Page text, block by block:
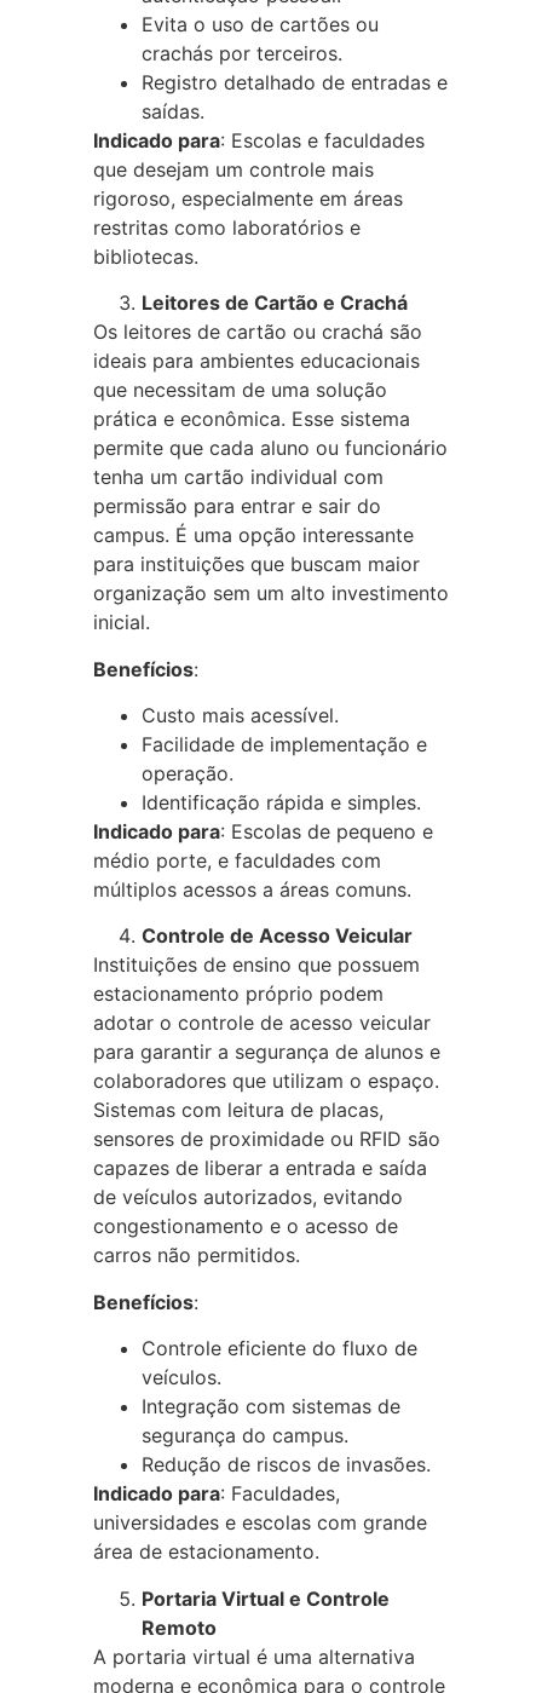
Evita o uso de cartões ou
crachás por terceiros.
Registro detalhado de entradas e
saídas.
Indicado para: Escolas e faculdades
que desejam um controle mais
rigoroso, especialmente em áreas
restritas como laboratórios e
bibliotecas.
Leitores de Cartão e Crachá
Os leitores de cartão ou crachá são
ideais para ambientes educacionais
que necessitam de uma solução
prática e econômica. Esse sistema
permite que cada aluno ou funcionário
tenha um cartão individual com
permissão para entrar e sair do
campus. É uma opção interessante
para instituições que buscam maior
organização sem um alto investimento
inicial.
Benefícios:
Custo mais acessível.
Facilidade de implementação e
operação.
Identificação rápida e simples.
Indicado para: Escolas de pequeno e
médio porte, e faculdades com
múltiplos acessos a áreas comuns.
Controle de Acesso Veicular
Instituições de ensino que possuem
estacionamento próprio podem
adotar o controle de acesso veicular
para garantir a segurança de alunos e
colaboradores que utilizam o espaço.
Sistemas com leitura de placas,
sensores de proximidade ou RFID são
capazes de liberar a entrada e saída
de veículos autorizados, evitando
congestionamento e o acesso de
carros não permitidos.
Benefícios:
Controle eficiente do fluxo de
veículos.
Integração com sistemas de
segurança do campus.
Redução de riscos de invasões.
Indicado para: Faculdades,
universidades e escolas com grande
área de estacionamento.
Portaria Virtual e Controle
Remoto
A portaria virtual é uma alternativa
moderna e econômica para o controle